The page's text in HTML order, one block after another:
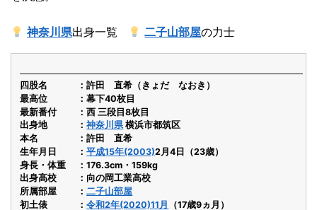
神奈川県出身一覧 二子山部屋の力士
四股名
許田 直希（きょだ なおき）
最高位
幕下40枚目
最新番付
西 三段目8枚目
出身地
神奈川県横浜市都筑区
本名
許田 直希
生年月日
平成15年(2003)2月4日（23歳）
身長・体重
176.3cm・159kg
出身高校
向の岡工業高校
所属部屋
二子山部屋
初土俵
令和2年(2020)11月 （17歳9ヵ月）